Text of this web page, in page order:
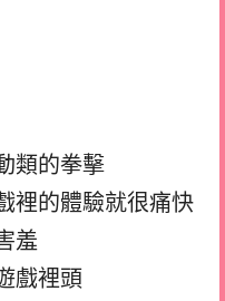
類的拳擊
裡的體驗就很痛快
羞
戲裡頭